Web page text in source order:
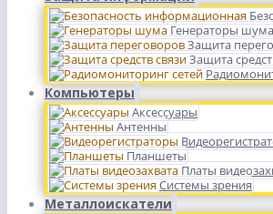
Генераторы шума
Защита
Защита
Компьютеры
Аксессуары
Антенны
Планшеты
Платы
Системы зрения
Металлоискатели